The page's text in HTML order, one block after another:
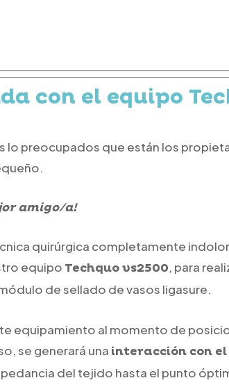
con el equipo
lo preocupados que están los
amigo/a!
quirúrgica completamente
equipo Techquo vs2500, para
de sellado de vasos ligasure.
equipamiento al momento de
se generará una interacción con el
del tejido hasta el punto